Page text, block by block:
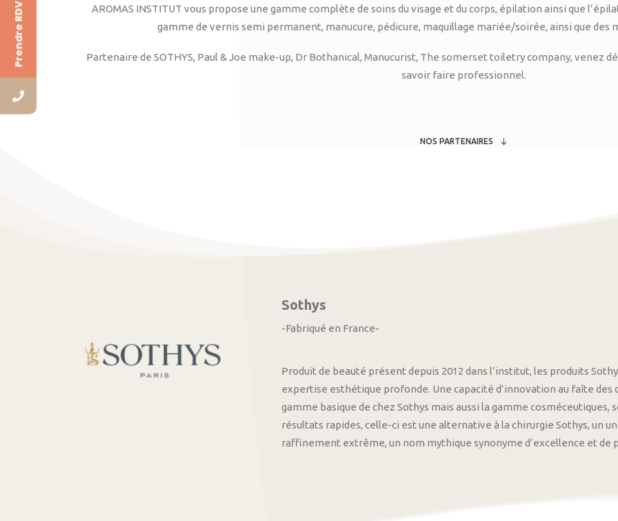
AROMAS INSTITUT vous propose une gamme complète de soins du visage et du corps, épilation ainsi que
gamme de vernis semi permanent, manucure, pédicure, maquillage mariée/soirée, ainsi que des
Partenaire de SOTHYS, Paul & Joe make-up, Dr Bothanical, Manucurist, The somerset toiletry company, venez
savoir faire professionnel.
NOS PARTENAIRES
Sothys
-Fabriqué en France-
Produit de beauté présent depuis 2012 dans l’institut, les produits
expertise esthétique profonde. Une capacité d’innovation au faîte
gamme basique de chez Sothys mais aussi la gamme
résultats rapides, celle-ci est une alternative à la chirurgie Sothys, un
raffinement extrême, un nom mythique synonyme d’excellence et de
Prendre RDV